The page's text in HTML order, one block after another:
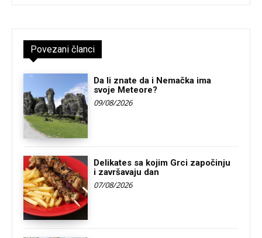
Povezani članci
Da li znate da i Nemačka ima
svoje Meteore?
09/08/2026
Delikates sa kojim Grci započinju
i završavaju dan
07/08/2026